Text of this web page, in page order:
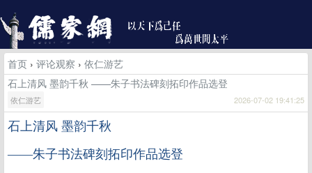
首页 › 评论观察 › 依仁游艺
石上清风 墨韵千秋 ——朱子书法碑刻拓印作品选登
依仁游艺 2026-07-02 19:41:25
石上清风 墨韵千秋
——朱子书法碑刻拓印作品选登